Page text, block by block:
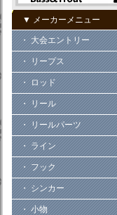
▼ メーカーメニュー
・ 大会エントリー
・ リープス
・ ロッド
・ リール
・ リールパーツ
・ ライン
・ フック
・ シンカー
・ 小物